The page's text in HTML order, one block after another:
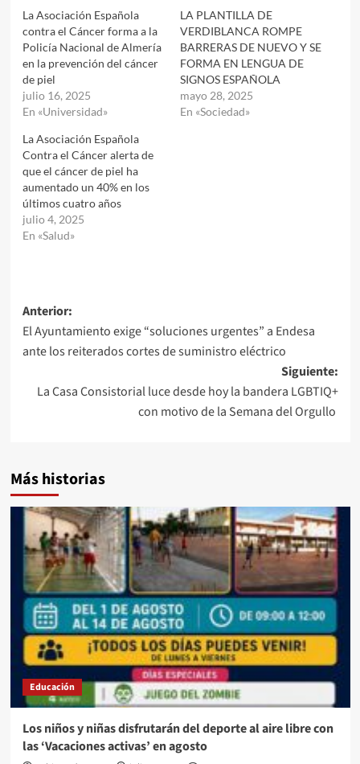
La Asociación Española
contra el Cáncer forma a la
Policía Nacional de Almería
en la prevención del cáncer
de piel
julio 16, 2025
En «Universidad»
LA PLANTILLA DE
VERDIBLANCA ROMPE
BARRERAS DE NUEVO Y SE
FORMA EN LENGUA DE
SIGNOS ESPAÑOLA
mayo 28, 2025
En «Sociedad»
La Asociación Española
Contra el Cáncer alerta de
que el cáncer de piel ha
aumentado un 40% en los
últimos cuatro años
julio 4, 2025
En «Salud»
Navegación
de
entradas
Anterior:
El Ayuntamiento exige “soluciones urgentes” a Endesa
ante los reiterados cortes de suministro eléctrico
Siguiente:
La Casa Consistorial luce desde hoy la bandera LGBTIQ+
con motivo de la Semana del Orgullo
Más historias
Educación
Los niños y niñas disfrutarán del deporte al aire libre con
las ‘Vacaciones activas’ en agosto